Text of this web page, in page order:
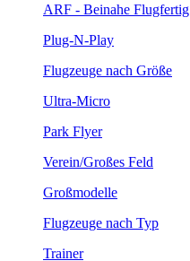
ARF - Beinahe Flugfertig
Plug-N-Play
Flugzeuge nach Größe
Ultra-Micro
Park Flyer
Verein/Großes Feld
Großmodelle
Flugzeuge nach Typ
Trainer